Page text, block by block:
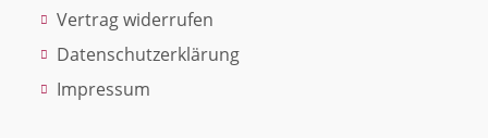
Vertrag widerrufen
Datenschutzerklärung
Impressum